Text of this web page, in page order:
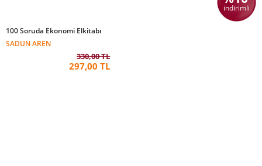
indirimli
100 Soruda Ekonomi Elkitabı
SADUN AREN
330,00 TL
297,00 TL